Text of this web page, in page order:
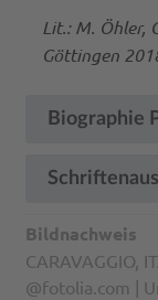
Lit.: M. Öhler,
Göttingen
Biographie
Bildnachweis
CARAVAGGIO,
@fotolia.com |